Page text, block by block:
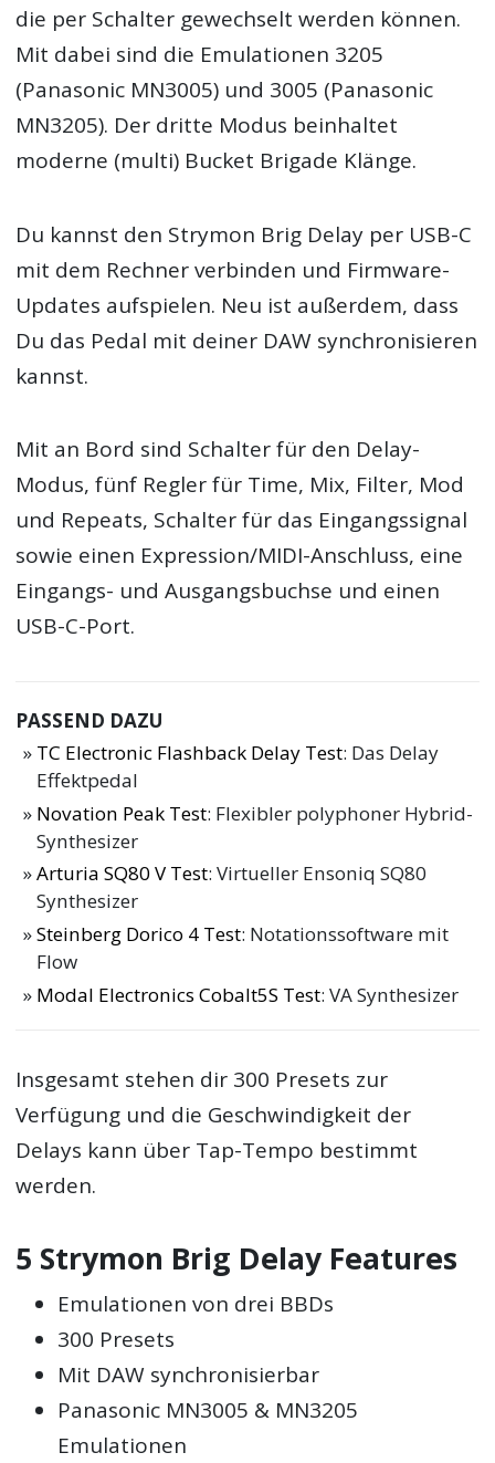
die per Schalter gewechselt werden können.
Mit dabei sind die Emulationen 3205
(Panasonic MN3005) und 3005 (Panasonic
MN3205). Der dritte Modus beinhaltet
moderne (multi) Bucket Brigade Klänge.
Du kannst den Strymon Brig Delay per USB-C
mit dem Rechner verbinden und Firmware-
Updates aufspielen. Neu ist außerdem, dass
Du das Pedal mit deiner DAW synchronisieren
kannst.
Mit an Bord sind Schalter für den Delay-
Modus, fünf Regler für Time, Mix, Filter, Mod
und Repeats, Schalter für das Eingangssignal
sowie einen Expression/MIDI-Anschluss, eine
Eingangs- und Ausgangsbuchse und einen
USB-C-Port.
PASSEND DAZU
TC Electronic Flashback Delay Test: Das Delay
Effektpedal
Novation Peak Test: Flexibler polyphoner Hybrid-
Synthesizer
Arturia SQ80 V Test: Virtueller Ensoniq SQ80
Synthesizer
Steinberg Dorico 4 Test: Notationssoftware mit
Flow
Modal Electronics Cobalt5S Test: VA Synthesizer
Insgesamt stehen dir 300 Presets zur
Verfügung und die Geschwindigkeit der
Delays kann über Tap-Tempo bestimmt
werden.
5 Strymon Brig Delay Features
Emulationen von drei BBDs
300 Presets
Mit DAW synchronisierbar
Panasonic MN3005 & MN3205
Emulationen